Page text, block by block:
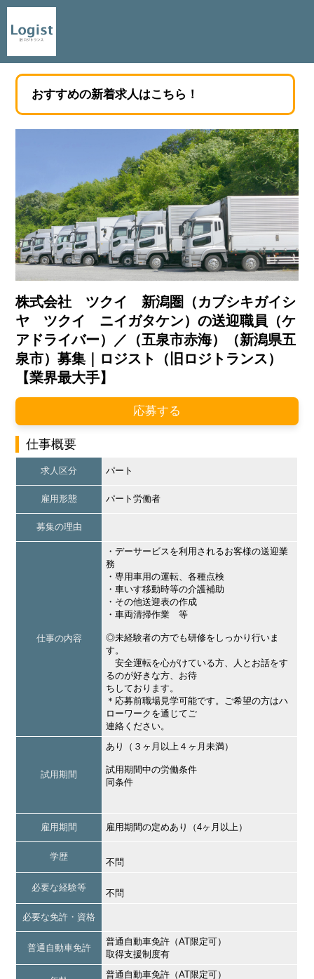
おすすめの新着求人はこちら！
株式会社 ツクイ 新潟圏（カブシキガイシ
ヤ ツクイ ニイガタケン）の送迎職員（ケ
アドライバー）／（五泉市赤海）（新潟県五
泉市）募集｜ロジスト（旧ロジトランス）
【業界最大手】
応募する
仕事概要
求人区分 パート
雇用形態 パート労働者
募集の理由
仕事の内容
・デーサービスを利用されるお客様の送迎業
務
・専用車用の運転、各種点検
・車いす移動時等の介護補助
・その他送迎表の作成
・車両清掃作業 等
◎未経験者の方でも研修をしっかり行いま
す。
安全運転を心がけている方、人とお話をす
るのが好きな方、お待
ちしております。
＊応募前職場見学可能です。ご希望の方はハ
ローワークを通じてご
連絡ください。
試用期間
あり（３ヶ月以上４ヶ月未満）
試用期間中の労働条件
同条件
雇用期間 雇用期間の定めあり（4ヶ月以上）
学歴
不問
必要な経験等
不問
必要な免許・資格
普通自動車免許
普通自動車免許（AT限定可）
取得支援制度有
普通自動車免許（AT限定可）